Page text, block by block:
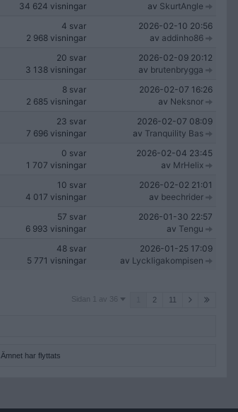
34 624 visningar
av SkurtAngle
4 svar
2 968 visningar
2026-02-10 20:56
av addinho86
20 svar
3 138 visningar
2026-02-09 20:12
av brutenbrygga
8 svar
2 685 visningar
2026-02-07 16:26
av Neksnor
23 svar
7 696 visningar
2026-02-07 08:09
av Tranquility Bas
0 svar
1 707 visningar
2026-02-04 23:45
av MrHelix
10 svar
4 017 visningar
2026-02-02 21:01
av beechrider
57 svar
6 993 visningar
2026-01-30 22:57
av Tengu
48 svar
5 771 visningar
2026-01-25 17:09
av Lyckligakompisen
Sidan
Sidan 1 av 36 2 11
Ämnet har flyttats